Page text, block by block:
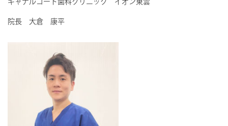
キャナルコート歯科クリニック イオン東雲
院長 大倉 康平